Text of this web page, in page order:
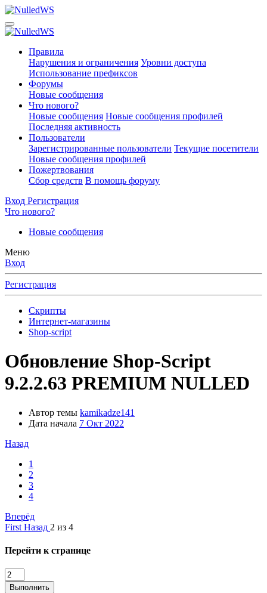
Правила
Нарушения и ограничения Уровни доступа
Использование префиксов
Форумы
Новые сообщения
Что нового?
Новые сообщения Новые сообщения профилей
Последняя активность
Пользователи
Зарегистрированные пользователи Текущие посетители
Новые сообщения профилей
Пожертвования
Сбор средств В помощь форуму
Вход Регистрация
Что нового?
Новые сообщения
Меню
Вход
Регистрация
Скрипты
Интернет-магазины
Shop-script
Обновление Shop-Script
9.2.2.63 PREMIUM NULLED
Автор темы kamikadze141
Дата начала 7 Окт 2022
Назад
1
2
3
4
Вперёд
First Назад 2 из 4
Перейти к странице
Выполнить